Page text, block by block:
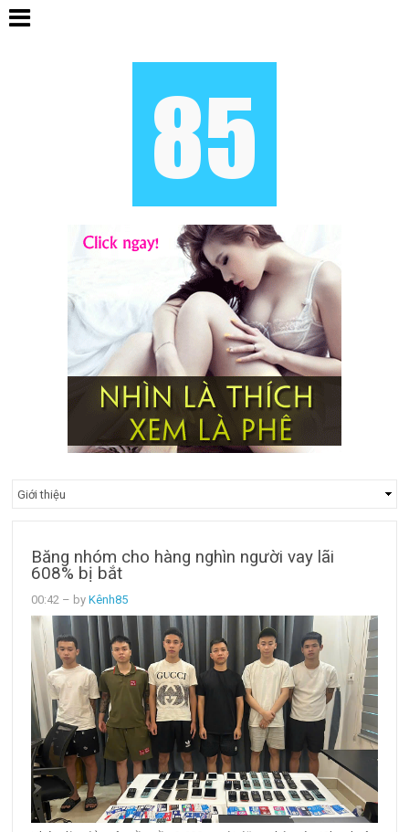
Băng nhóm cho hàng nghìn người vay lãi
608% bị bắt
00:42 – byKênh85